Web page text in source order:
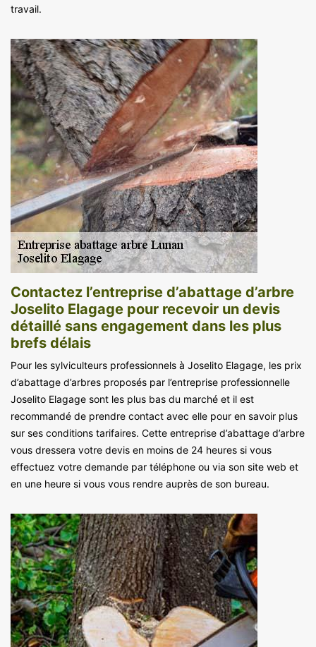
travail.
Contactez l’entreprise d’abattage d’arbre
Joselito Elagage pour recevoir un devis
détaillé sans engagement dans les plus
brefs délais
Pour les sylviculteurs professionnels à Joselito Elagage, les prix
d’abattage d’arbres proposés par l’entreprise professionnelle
Joselito Elagage sont les plus bas du marché et il est
recommandé de prendre contact avec elle pour en savoir plus
sur ses conditions tarifaires. Cette entreprise d’abattage d’arbre
vous dressera votre devis en moins de 24 heures si vous
effectuez votre demande par téléphone ou via son site web et
en une heure si vous vous rendre auprès de son bureau.